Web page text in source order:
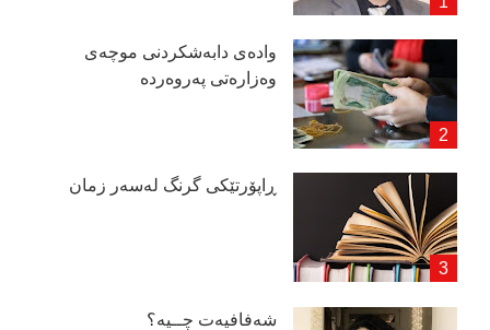
وادەی دابەشكردنی موچەی
وەزارەتی پەروەردە
ڕاپۆرتێكی گرنگ لەسەر زمان
شەفافیەت چــیە؟